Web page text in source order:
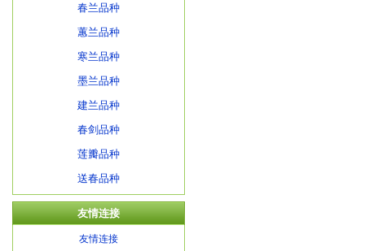
春兰品种
蕙兰品种
寒兰品种
墨兰品种
建兰品种
春剑品种
莲瓣品种
送春品种
友情连接
友情连接